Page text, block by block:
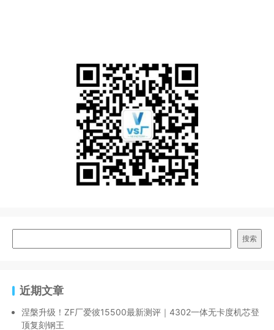
搜索
近期文章
涅槃升级！ZF厂爱彼15500最新测评｜4302一体无卡度机芯登
顶复刻钢王